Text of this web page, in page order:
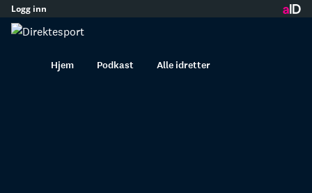
innhold
Logg inn
Hjem Podkast Alle idretter